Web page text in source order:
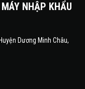
NHẬP KHẨU
Dương Minh Châu,